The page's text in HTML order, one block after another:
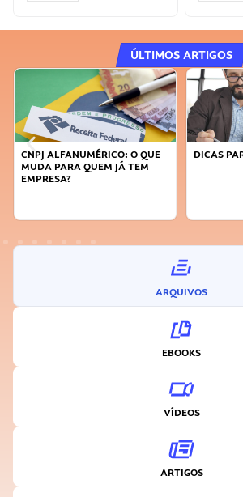
ÚLTIMOS ARTIGOS
CNPJ ALFANUMÉRICO: O QUE
MUDA PARA QUEM JÁ TEM
EMPRESA?
DICAS
ARQUIVOS
EBOOKS
VÍDEOS
ARTIGOS